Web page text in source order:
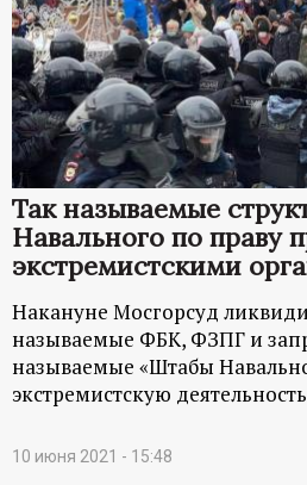
Так называемые
Навального по праву
экстремистскими
Накануне Мосгорсуд
называемые ФБК, ФЗПГ и
называемые «Штабы
экстремистскую деятельность
10 июня 2021 - 15:48